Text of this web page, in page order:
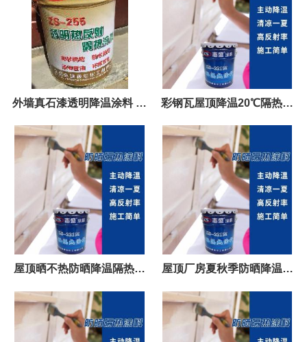
外墙真石漆透明降温涂料 夏
季防晒降温 志盛ZS-255透明
隔热涂料
彩钢瓦屋顶降温20℃隔热涂
料-志盛-ZS-221-防晒涂料
屋顶晒不热防晒降温隔热涂
料 ZS-221
屋顶厂房夏秋季防晒降温隔
热涂料